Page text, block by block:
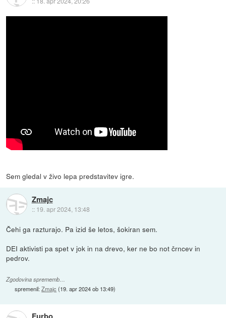
Sem gledal v živo lepa predstavitev igre.
Zmajc
:: 19. apr 2024, 13:48
Čehi ga razturajo. Pa izid še letos, šokiran sem.
DEI aktivisti pa spet v jok in na drevo, ker ne bo not črncev in
pedrov.
Zgodovina sprememb…
spremenil:Zmajc (19. apr 2024 ob 13:49)